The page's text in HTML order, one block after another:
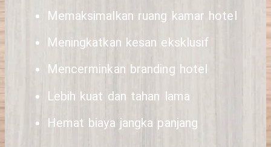
Memaksimalkan ruang kamar hotel
Meningkatkan kesan eksklusif
Mencerminkan branding hotel
Lebih kuat dan tahan lama
Hemat biaya jangka panjang